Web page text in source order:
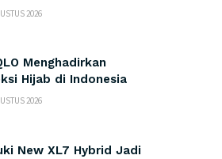
2026
Menghadirkan
Hijab di Indonesia
2026
New XL7 Hybrid Jadi